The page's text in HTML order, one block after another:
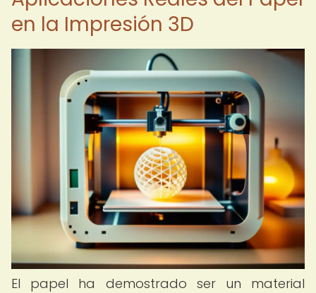
en la Impresión 3D
El papel ha demostrado ser un material